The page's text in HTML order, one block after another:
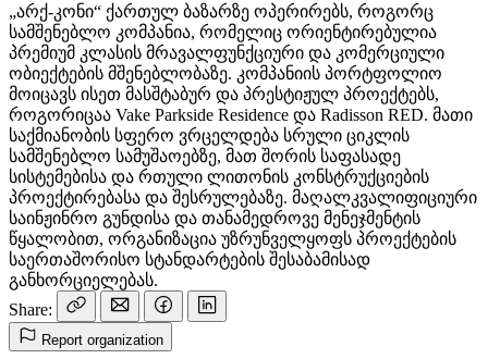
„არქ-კონი“ ქართულ ბაზარზე ოპერირებს, როგორც
სამშენებლო კომპანია, რომელიც ორიენტირებულია
პრემიუმ კლასის მრავალფუნქციური და კომერციული
ობიექტების მშენებლობაზე. კომპანიის პორტფოლიო
მოიცავს ისეთ მასშტაბურ და პრესტიჟულ პროექტებს,
როგორიცაა Vake Parkside Residence და Radisson RED. მათი
საქმიანობის სფერო ვრცელდება სრული ციკლის
სამშენებლო სამუშაოებზე, მათ შორის საფასადე
სისტემებისა და რთული ლითონის კონსტრუქციების
პროექტირებასა და შესრულებაზე. მაღალკვალიფიციური
საინჟინრო გუნდისა და თანამედროვე მენეჯმენტის
წყალობით, ორგანიზაცია უზრუნველყოფს პროექტების
საერთაშორისო სტანდარტების შესაბამისად
განხორციელებას.
Share:
Report organization